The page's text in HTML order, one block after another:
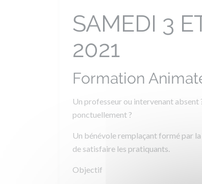
SAMEDI 3
2021
Formation
Un professeur ou intervenant
ponctuellement ?
Un bénévole remplaçant formé par
de satisfaire les pratiquants.
Objectif